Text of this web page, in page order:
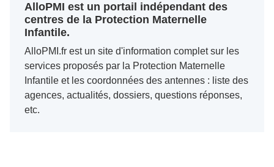
AlloPMI est un portail indépendant des
centres de la Protection Maternelle
Infantile.
AlloPMI.fr est un site d'information complet sur les
services proposés par la Protection Maternelle
Infantile et les coordonnées des antennes : liste des
agences, actualités, dossiers, questions réponses,
etc.